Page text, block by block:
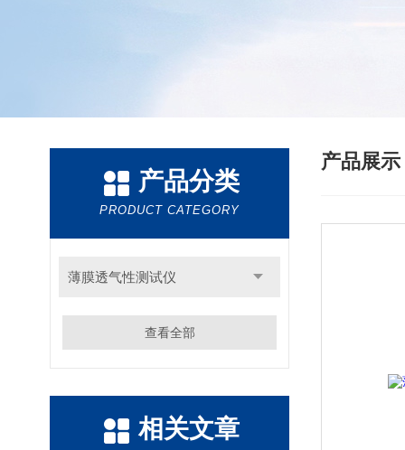
产品分类
PRODUCT CATEGORY
薄膜透气性测试仪
查看全部
相关文章
产品展示